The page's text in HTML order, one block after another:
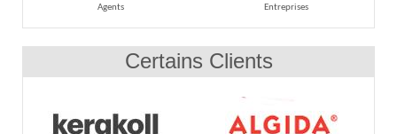
Agents Entreprises
Certains Clients